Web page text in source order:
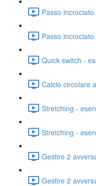
Passo
Passo
Quick switch -
Calcio circolare
Stretching -
Stretching -
Gestire 2
Gestire 2